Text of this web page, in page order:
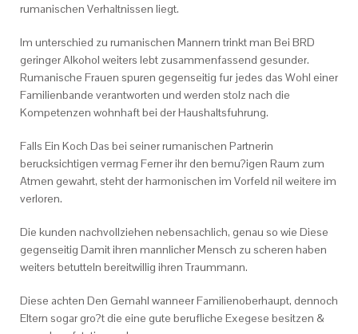
rumanischen Verhaltnissen liegt.
Im unterschied zu rumanischen Mannern trinkt man Bei BRD
geringer Alkohol weiters lebt zusammenfassend gesunder.
Rumanische Frauen spuren gegenseitig fur jedes das Wohl einer
Familienbande verantworten und werden stolz nach die
Kompetenzen wohnhaft bei der Haushaltsfuhrung.
Falls Ein Koch Das bei seiner rumanischen Partnerin
berucksichtigen vermag Ferner ihr den bemu?igen Raum zum
Atmen gewahrt, steht der harmonischen im Vorfeld nil weitere im
verloren.
Die kunden nachvollziehen nebensachlich, genau so wie Diese
gegenseitig Damit ihren mannlicher Mensch zu scheren haben
weiters betutteln bereitwillig ihren Traummann.
Diese achten Den Gemahl wanneer Familienoberhaupt, dennoch
Eltern sogar gro?t die eine gute berufliche Exegese besitzen &